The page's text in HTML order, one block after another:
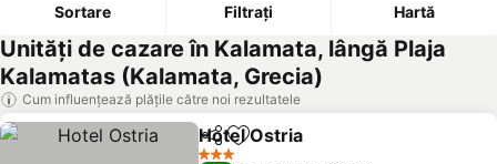
Sortare Filtrați Hartă
Unități de cazare în Kalamata, lângă Plaja
Kalamatas (Kalamata, Grecia)
Cum influențează plățile către noi rezultatele
DistribuițiAdăugaţi la favorite
Hotel Ostria